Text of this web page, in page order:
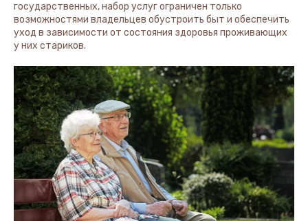
государственных, набор услуг ограничен только
возможностями владельцев обустроить быт и обеспечить
уход в зависимости от состояния здоровья проживающих
у них стариков.